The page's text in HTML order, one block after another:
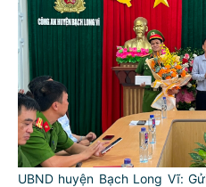
UBND huyện Bạch Long Vĩ: